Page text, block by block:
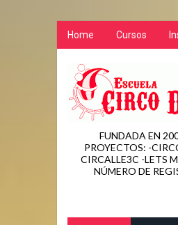
Home Cursos
FUNDADA EN
PROYECTOS: -
CIRCALLE3C -LETS
NÚMERO DE